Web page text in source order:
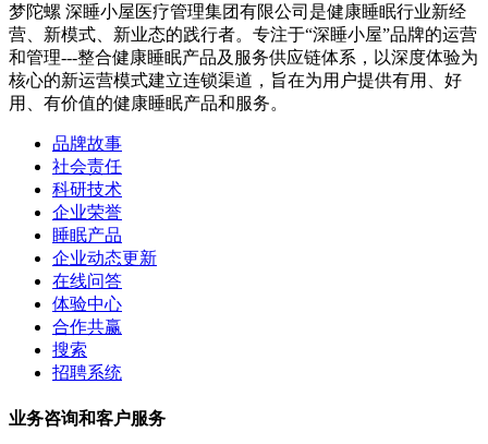
梦陀螺 深睡小屋医疗管理集团有限公司是健康睡眠行业新经
营、新模式、新业态的践行者。专注于“深睡小屋”品牌的运营
和管理---整合健康睡眠产品及服务供应链体系，以深度体验为
核心的新运营模式建立连锁渠道，旨在为用户提供有用、好
用、有价值的健康睡眠产品和服务。
品牌故事
社会责任
科研技术
企业荣誉
睡眠产品
企业动态更新
在线问答
体验中心
合作共赢
搜索
招聘系统
业务咨询和客户服务